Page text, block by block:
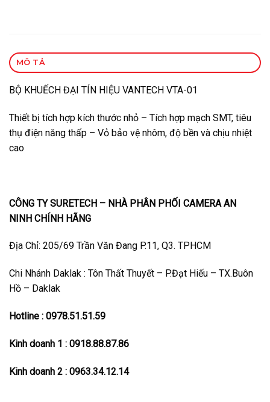
MÔ TẢ
BỘ KHUẾCH ĐẠI TÍN HIỆU VANTECH VTA-01
Thiết bị tích hợp kích thước nhỏ – Tích hợp mạch SMT, tiêu
thụ điện năng thấp – Vỏ bảo vệ nhôm, độ bền và chịu nhiệt
cao
CÔNG TY SURETECH – NHÀ PHÂN PHỐI CAMERA AN
NINH CHÍNH HÃNG
Địa Chỉ: 205/69 Trần Văn Đang P.11, Q3. TPHCM
Chi Nhánh Daklak : Tôn Thất Thuyết – P.Đạt Hiếu – TX.Buôn
Hồ – Daklak
Hotline : 0978.51.51.59
Kinh doanh 1 : 0918.88.87.86
Kinh doanh 2 : 0963.34.12.14